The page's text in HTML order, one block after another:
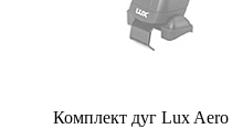
Комплект дуг Lux Aero